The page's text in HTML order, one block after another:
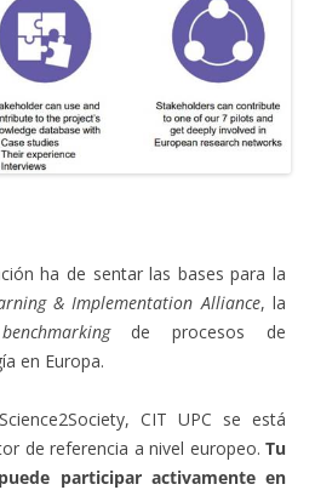
ha de sentar las bases para la
& Implementation Alliance, la
benchmarkingde procesos de
en Europa.
CIT UPC se está
de referencia a nivel europeo. Tu
participar activamente en